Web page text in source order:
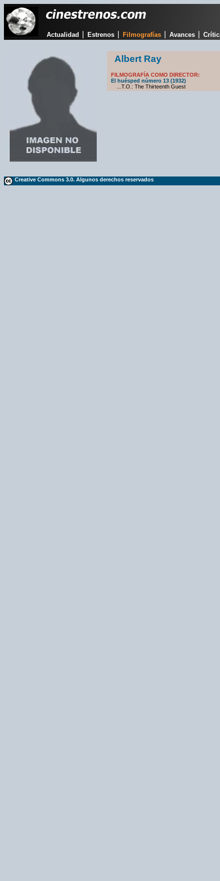
Actualidad Estrenos Filmografías Avances
Albert Ray
FILMOGRAFÍA COMO DIRECTOR:
El huésped número 13 (1932)
...T.O.: The Thirteenth Guest
Creative Commons 3.0. Algunos derechos reservados